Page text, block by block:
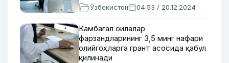
Ўзбекистон 04:53 / 20.12.2024
Камбағал оилалар
фарзандларининг 3,5 минг нафари
олийгоҳларга грант асосида қабул
қилинади